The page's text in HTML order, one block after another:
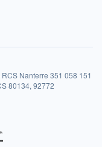
Nanterre 351 058 151
80134, 92772